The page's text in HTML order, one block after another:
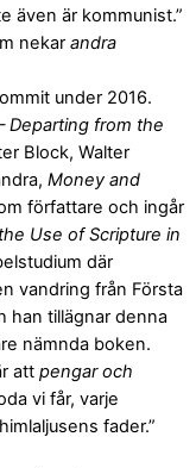
även är kommunist.”
nekar andra
under 2016.
Departing from the
Block, Walter
Money and
författare och ingår
Use of Scripture in
där
vandring från Första
han tillägnar denna
nämnda boken.
att pengar och
vi får, varje
fader.”